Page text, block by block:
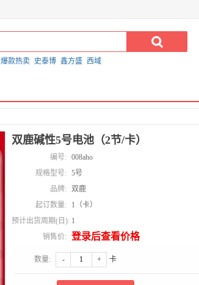
爆款热卖 史泰博 鑫方盛 西域
双鹿碱性5号电池（2节/卡）
编号:
008aho
规格型号:
5号
品牌:
双鹿
起订数量:
1（卡）
预计出货周期(日): 1
销售价:
登录后查看价格
数量: - + 卡